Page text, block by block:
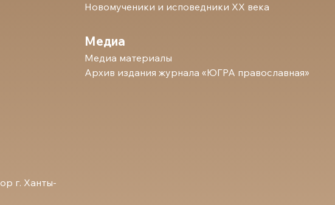
Новомученики и исповедники ХХ века
Медиа
Медиа материалы
Архив издания журнала «ЮГРА православная»
г. Ханты-